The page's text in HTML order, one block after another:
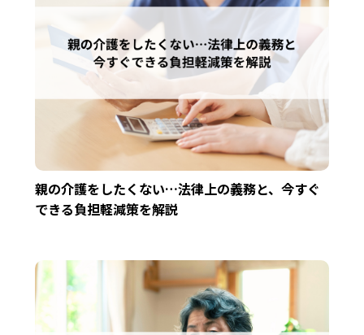
親の介護をしたくない…法律上の義務と、今すぐ
できる負担軽減策を解説